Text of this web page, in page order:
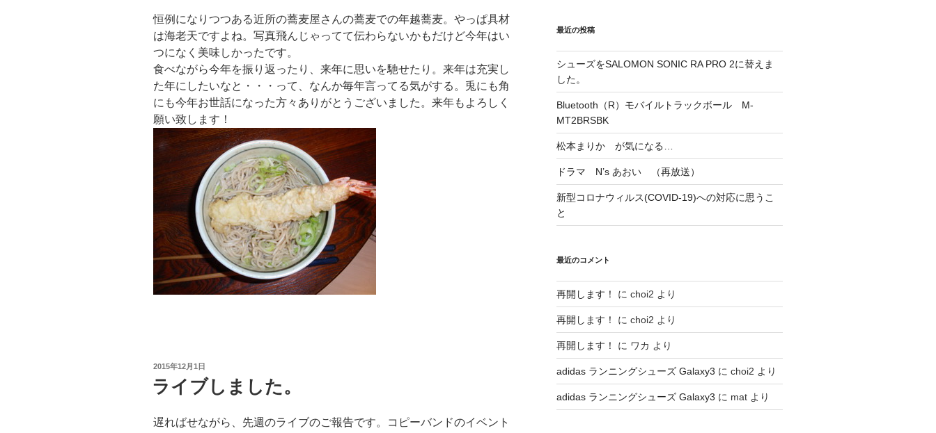
恒例になりつつある近所の蕎麦屋さんの蕎麦での年越蕎麦。やっぱ具材
は海老天ですよね。写真飛んじゃってて伝わらないかもだけど今年はい
つになく美味しかったです。
食べながら今年を振り返ったり、来年に思いを馳せたり。来年は充実し
た年にしたいなと・・・って、なんか毎年言ってる気がする。兎にも角
にも今年お世話になった方々ありがとうございました。来年もよろしく
願い致します！
投
日:
2015年12月1日
ライブしました。
遅ればせながら、先週のライブのご報告です。コピーバンドのイベント
最近の投稿
シューズをSALOMON SONIC RA PRO 2に替えま
した。
Bluetooth（R）モバイルトラックボール M-
MT2BRSBK
松本まりか が気になる…
ドラマ N’s あおい （再放送）
新型コロナウィルス(COVID-19)への対応に思うこ
と
最近のコメント
再開します！ に choi2 より
再開します！ に choi2 より
再開します！ に ワカ より
adidas ランニングシューズ Galaxy3 に choi2 より
adidas ランニングシューズ Galaxy3 に matより